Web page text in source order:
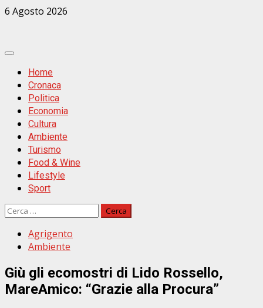
Zum
6 Agosto 2026
Primäres
MenüHome
Cronaca
Politica
Economia
Cultura
Ambiente
Turismo
Food & Wine
Lifestyle
Sport
Ricerca
Agrigento
Ambiente
Giù gli ecomostri di Lido Rossello,
MareAmico: “Grazie alla Procura”